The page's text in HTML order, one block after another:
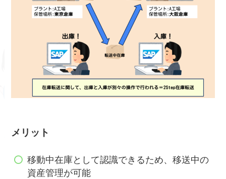
メリット
移動中在庫として認識できるため、移送中の
資産管理が可能